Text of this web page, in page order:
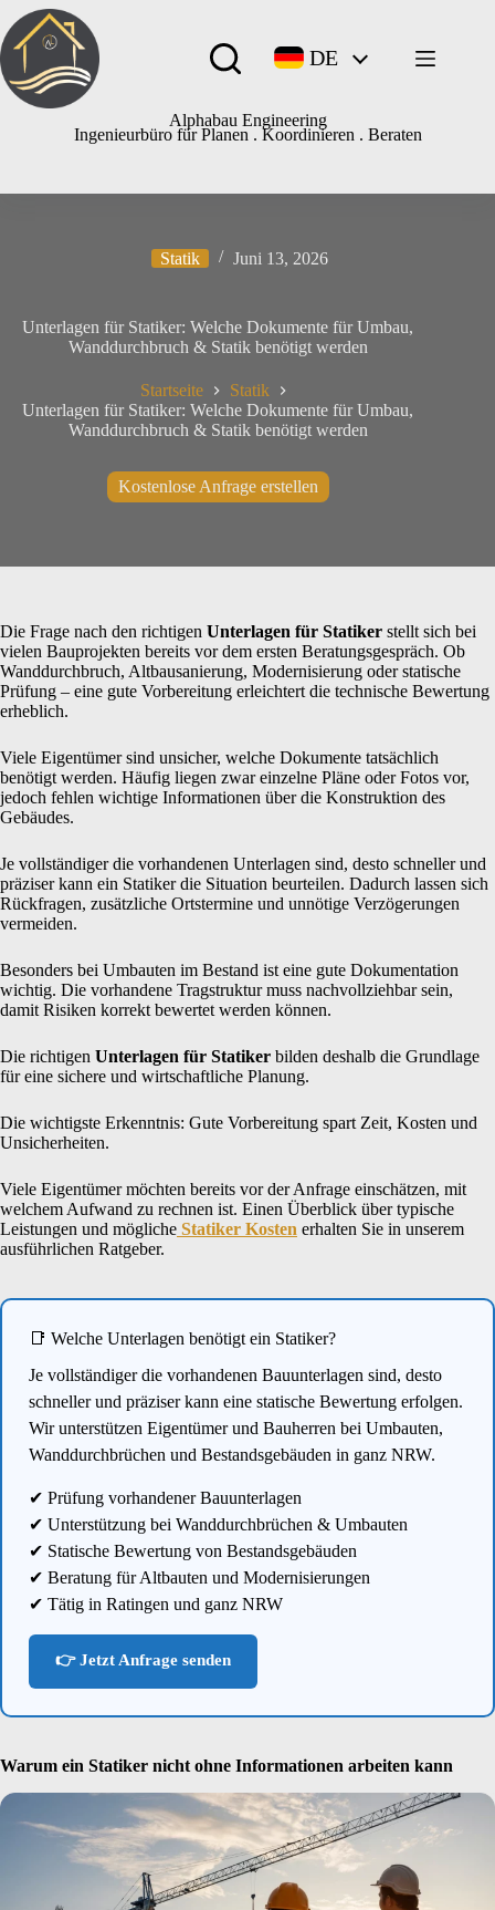
Alphabau Engineering
Ingenieurbüro für Planen . Koordinieren . Beraten
DE
Statik Juni 13, 2026
Unterlagen für Statiker: Welche Dokumente für Umbau,
Wanddurchbruch & Statik benötigt werden
Startseite
Statik
Unterlagen für Statiker: Welche Dokumente für Umbau,
Wanddurchbruch & Statik benötigt werden
Kostenlose Anfrage erstellen
Die Frage nach den richtigen Unterlagen für Statiker stellt sich bei
vielen Bauprojekten bereits vor dem ersten Beratungsgespräch. Ob
Wanddurchbruch, Altbausanierung, Modernisierung oder statische
Prüfung – eine gute Vorbereitung erleichtert die technische Bewertung
erheblich.
Viele Eigentümer sind unsicher, welche Dokumente tatsächlich
benötigt werden. Häufig liegen zwar einzelne Pläne oder Fotos vor,
jedoch fehlen wichtige Informationen über die Konstruktion des
Gebäudes.
Je vollständiger die vorhandenen Unterlagen sind, desto schneller und
präziser kann ein Statiker die Situation beurteilen. Dadurch lassen sich
Rückfragen, zusätzliche Ortstermine und unnötige Verzögerungen
vermeiden.
Besonders bei Umbauten im Bestand ist eine gute Dokumentation
wichtig. Die vorhandene Tragstruktur muss nachvollziehbar sein,
damit Risiken korrekt bewertet werden können.
Die richtigen Unterlagen für Statiker bilden deshalb die Grundlage
für eine sichere und wirtschaftliche Planung.
Die wichtigste Erkenntnis: Gute Vorbereitung spart Zeit, Kosten und
Unsicherheiten.
Viele Eigentümer möchten bereits vor der Anfrage einschätzen, mit
welchem Aufwand zu rechnen ist. Einen Überblick über typische
Leistungen und mögliche Statiker Kosten erhalten Sie in unserem
ausführlichen Ratgeber.
📑 Welche Unterlagen benötigt ein Statiker?
Je vollständiger die vorhandenen Bauunterlagen sind, desto
schneller und präziser kann eine statische Bewertung erfolgen.
Wir unterstützen Eigentümer und Bauherren bei Umbauten,
Wanddurchbrüchen und Bestandsgebäuden in ganz NRW.
✔ Prüfung vorhandener Bauunterlagen
✔ Unterstützung bei Wanddurchbrüchen & Umbauten
✔ Statische Bewertung von Bestandsgebäuden
✔ Beratung für Altbauten und Modernisierungen
✔ Tätig in Ratingen und ganz NRW
👉 Jetzt Anfrage senden
Warum ein Statiker nicht ohne Informationen arbeiten kann